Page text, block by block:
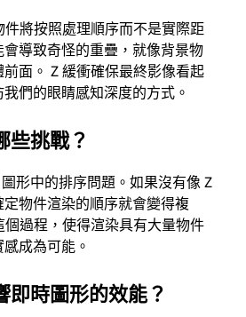
將按照處理順序而不是實際距
導致奇怪的重疊，就像背景物
面。 Z 緩衝確保最終影像看起
們的眼睛感知深度的方式。
些挑戰？
形中的排序問題。如果沒有像 Z
物件渲染的順序就會變得複
過程，使得渲染具有大量物件
成為可能。
即時圖形的效能？